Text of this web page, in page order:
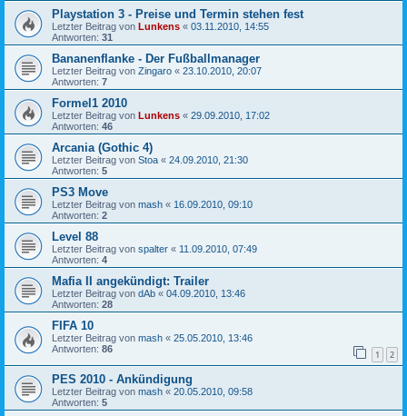
Playstation 3 - Preise und Termin stehen fest
Letzter Beitrag von Lunkens « 03.11.2010, 14:55
Antworten: 31
Bananenflanke - Der Fußballmanager
Letzter Beitrag von Zingaro « 23.10.2010, 20:07
Antworten: 7
Formel1 2010
Letzter Beitrag von Lunkens « 29.09.2010, 17:02
Antworten: 46
Arcania (Gothic 4)
Letzter Beitrag von Stoa « 24.09.2010, 21:30
Antworten: 5
PS3 Move
Letzter Beitrag von mash « 16.09.2010, 09:10
Antworten: 2
Level 88
Letzter Beitrag von spalter « 11.09.2010, 07:49
Antworten: 4
Mafia II angekündigt: Trailer
Letzter Beitrag von dAb « 04.09.2010, 13:46
Antworten: 28
FIFA 10
Letzter Beitrag von mash « 25.05.2010, 13:46
Antworten: 86 1 2
PES 2010 - Ankündigung
Letzter Beitrag von mash « 20.05.2010, 09:58
Antworten: 5